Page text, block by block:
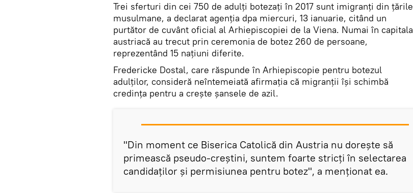
Trei sferturi din cei 750 de adulți botezați în 2017 sunt imigranți din țările
musulmane, a declarat agenția dpa miercuri, 13 ianuarie, citând un
purtător de cuvânt oficial al Arhiepiscopiei de la Viena. Numai în capitala
austriacă au trecut prin ceremonia de botez 260 de persoane,
reprezentând 15 națiuni diferite.
Fredericke Dostal, care răspunde în Arhiepiscopie pentru botezul
adulților, consideră neîntemeiată afirmația că migranții își schimbă
credința pentru a crește șansele de azil.
"Din moment ce Biserica Catolică din Austria nu dorește să
primească pseudo-creștini, suntem foarte stricți în selectarea
candidaților și permisiunea pentru botez", a menționat ea.